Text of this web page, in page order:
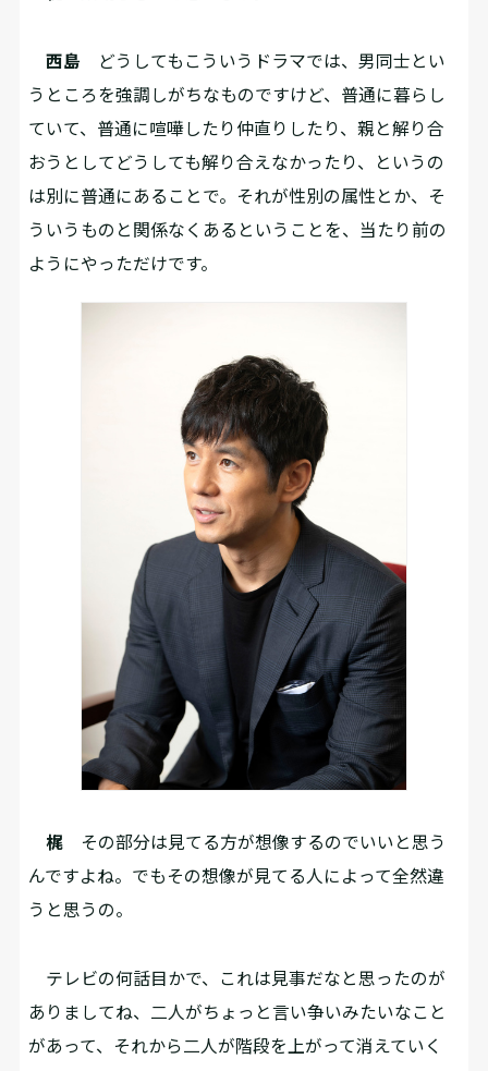
西島 どうしてもこういうドラマでは、男同士とい
うところを強調しがちなものですけど、普通に暮らし
ていて、普通に喧嘩したり仲直りしたり、親と解り合
おうとしてどうしても解り合えなかったり、というの
は別に普通にあることで。それが性別の属性とか、そ
ういうものと関係なくあるということを、当たり前の
ようにやっただけです。
梶 その部分は見てる方が想像するのでいいと思う
んですよね。でもその想像が見てる人によって全然違
うと思うの。
テレビの何話目かで、これは見事だなと思ったのが
ありましてね、二人がちょっと言い争いみたいなこと
があって、それから二人が階段を上がって消えていく